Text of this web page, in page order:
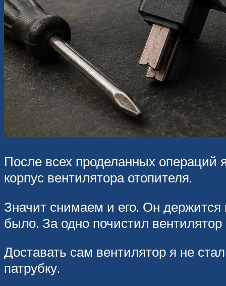
После всех проделанных операций
корпус вентилятора отопителя.
Значит снимаем и его. Он
было. За одно почистил вентилятор
Доставать сам вентилятор я не
патрубку.